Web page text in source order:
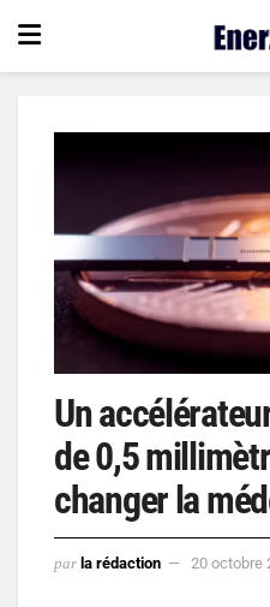
Un
de 0,5
changer la
par la rédaction 20 octobre